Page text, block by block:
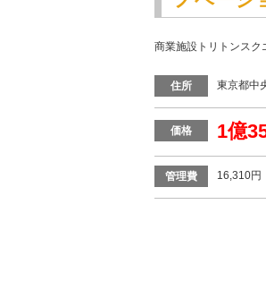
商業施設トリトンス
住所 東京都中
価格 1億
管理費 16,310円